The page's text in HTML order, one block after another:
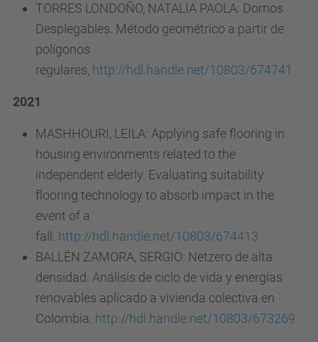
TORRES LONDOÑO, NATALIA PAOLA: Domos
Desplegables. Método geométrico a partir de
polígonos
regulares, http://hdl.handle.net/10803/674741
2021
MASHHOURI, LEILA: Applying safe flooring in
housing environments related to the
independent elderly. Evaluating suitability
flooring technology to absorb impact in the
event of a
fall. http://hdl.handle.net/10803/674413
BALLÉN ZAMORA, SERGIO: Netzero de alta
densidad. Análisis de ciclo de vida y energías
renovables aplicado a vivienda colectiva en
Colombia. http://hdl.handle.net/10803/673269